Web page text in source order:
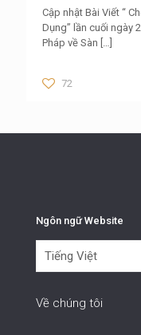
Cập nhật Bài Viết “
Dụng” lần cuối ngày
Pháp về Sàn […]
72
Ngôn ngữ Website
Ngôn
ngữ
Về chúng tôi